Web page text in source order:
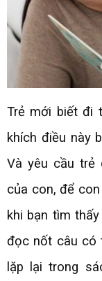
Trẻ mới biết đi
khích điều này
Và yêu cầu trẻ
của con, để
khi bạn tìm
đọc nốt câu có
lặp lại trong